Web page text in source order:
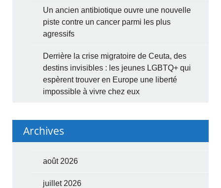
Un ancien antibiotique ouvre une nouvelle
piste contre un cancer parmi les plus
agressifs
Derrière la crise migratoire de Ceuta, des
destins invisibles : les jeunes LGBTQ+ qui
espèrent trouver en Europe une liberté
impossible à vivre chez eux
Archives
août 2026
juillet 2026